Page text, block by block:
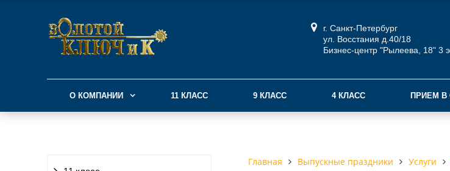
г. Санкт-Петербург
ул. Восстания д.40/18
Бизнес-центр "Рылеева, 18" 3
О КОМПАНИИ 11 КЛАСС 9 КЛАСС 4 КЛАСС ПРИЕМ В
Главная Выпускные праздники Услуги